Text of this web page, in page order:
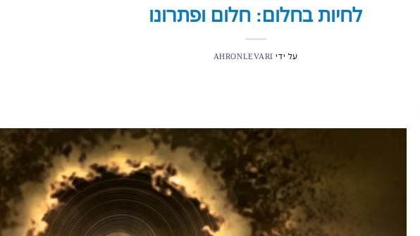
לחיות בחלום: חלום ופתרונו
על ידי AHRONLEVARI